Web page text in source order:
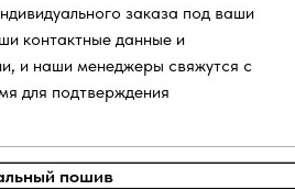
заказа под ваши
контактные данные и
и наши менеджеры свяжутся с
для подтверждения
пошив